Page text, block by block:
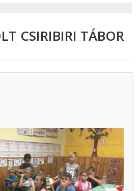
CSIRIBIRI TÁBOR